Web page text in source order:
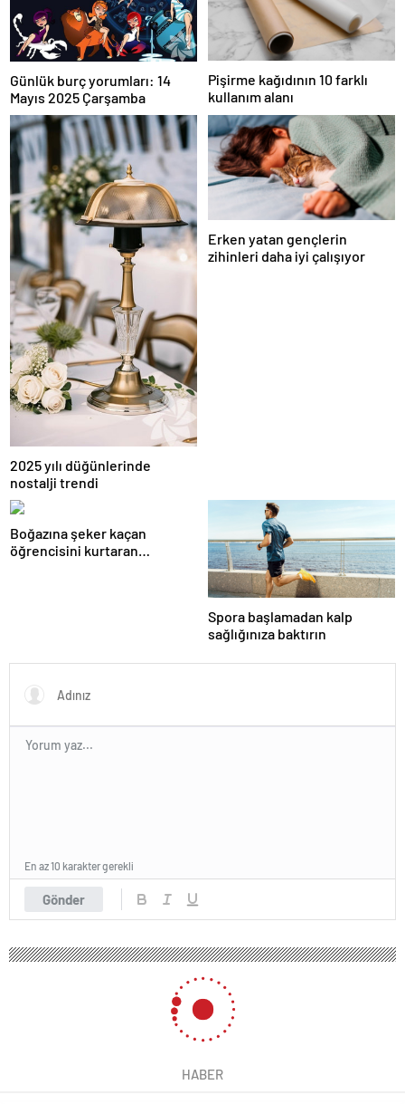
Günlük burç yorumları: 14
Mayıs 2025 Çarşamba
Pişirme kağıdının 10 farklı
kullanım alanı
2025 yılı düğünlerinde
nostalji trendi
Erken yatan gençlerin
zihinleri daha iyi çalışıyor
Boğazına şeker kaçan
öğrencisini kurtaran
Spora başlamadan kalp
sağlığınıza baktırın
Gönder
En az 10 karakter gerekli
HABER